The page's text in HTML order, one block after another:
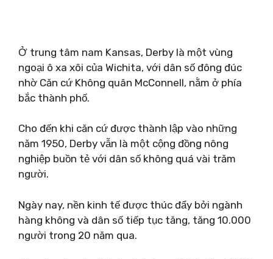
Ở trung tâm nam Kansas, Derby là một vùng
ngoại ô xa xôi của Wichita, với dân số đông đúc
nhờ Căn cứ Không quân McConnell, nằm ở phía
bắc thành phố.
Cho đến khi căn cứ được thành lập vào những
năm 1950, Derby vẫn là một cộng đồng nông
nghiệp buồn tẻ với dân số không quá vài trăm
người.
Ngày nay, nền kinh tế được thúc đẩy bởi ngành
hàng không và dân số tiếp tục tăng, tăng 10.000
người trong 20 năm qua.